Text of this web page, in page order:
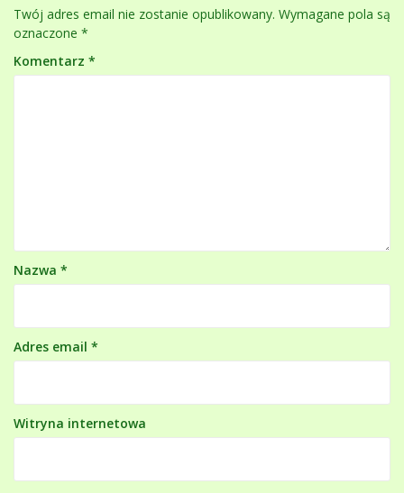
Twój adres email nie zostanie opublikowany. Wymagane pola są
oznaczone *
Komentarz *
Nazwa *
Adres email *
Witryna internetowa